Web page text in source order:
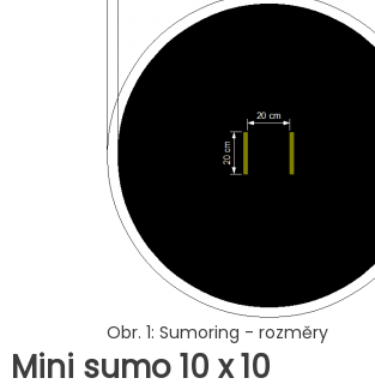
Obr. 1: Sumoring - rozměry
Mini sumo 10 x 10